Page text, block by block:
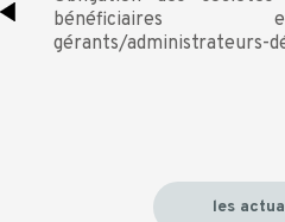
gérants/administrateurs-
les